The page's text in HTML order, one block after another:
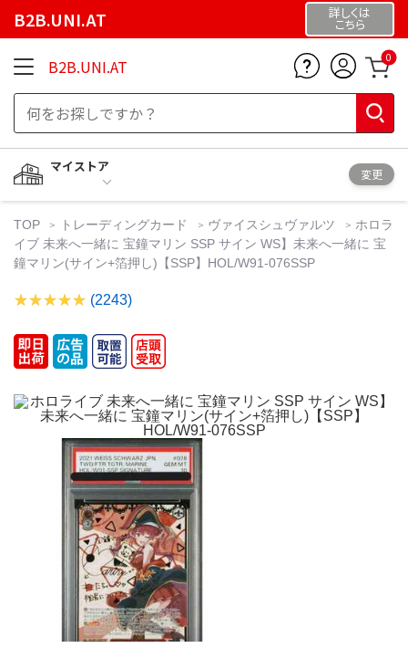
B2B.UNI.AT 詳しくは
こちら
B2B.UNI.AT 0
マイストア
変更
TOP トレーディングカード ヴァイスシュヴァルツ
ホロラ
イブ 未来へ一緒に 宝鐘マリン SSP サイン WS】未来へ一緒に 宝
鐘マリン(サイン+箔押し)【SSP】HOL/W91-076SSP
(2243)